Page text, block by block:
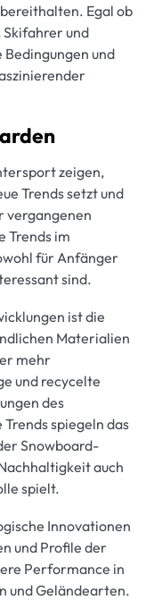
Egal ob
Skifahrer und
und
zeigen,
Trends setzt und
vergangenen
Trends im
für Anfänger
sind.
ist die
Materialien
mehr
und recycelte
des
spiegeln das
Snowboard-
auch
spielt.
Innovationen
und Profile der
Performance in
und Geländearten.